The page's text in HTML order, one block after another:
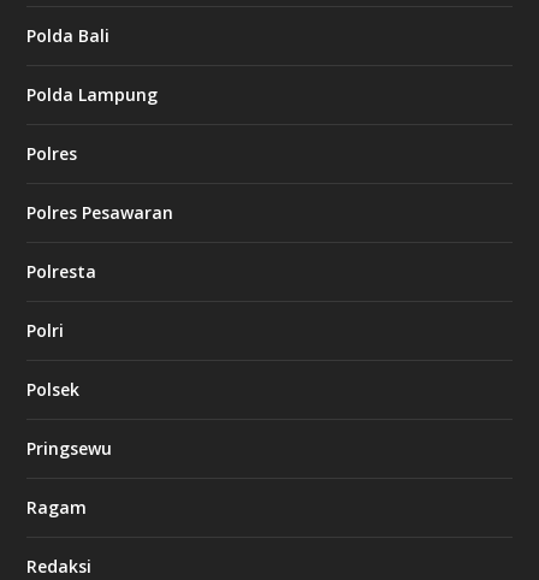
Polda Bali
Polda Lampung
Polres
Polres Pesawaran
Polresta
Polri
Polsek
Pringsewu
Ragam
Redaksi